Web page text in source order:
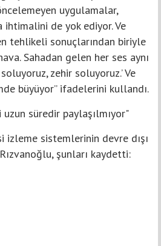
uygulamalar,
ihtimalini de yok ediyor. Ve
tehlikeli sonuçlarından biriyle
Sahadan gelen her ses aynı
zehir soluyoruz.’ Ve
büyüyor” ifadelerini kullandı.
süredir paylaşılmıyor"
izleme sistemlerinin devre dışı
şunları kaydetti: